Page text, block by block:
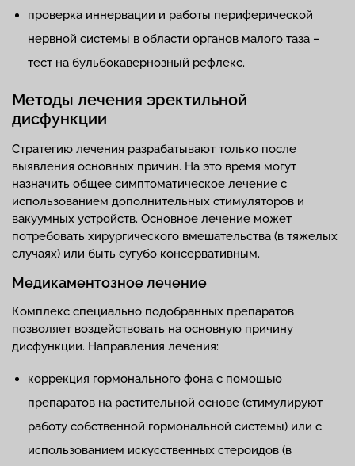
проверка иннервации и работы периферической
нервной системы в области органов малого таза –
тест на бульбокавернозный рефлекс.
Методы лечения эректильной
дисфункции
Стратегию лечения разрабатывают только после
выявления основных причин. На это время могут
назначить общее симптоматическое лечение с
использованием дополнительных стимуляторов и
вакуумных устройств. Основное лечение может
потребовать хирургического вмешательства (в тяжелых
случаях) или быть сугубо консервативным.
Медикаментозное лечение
Комплекс специально подобранных препаратов
позволяет воздействовать на основную причину
дисфункции. Направления лечения:
коррекция гормонального фона с помощью
препаратов на растительной основе (стимулируют
работу собственной гормональной системы) или с
использованием искусственных стероидов (в